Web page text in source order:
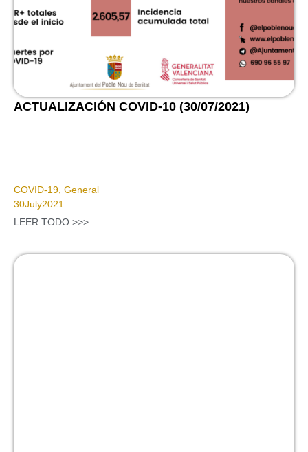
ACTUALIZACIÓN COVID-10 (30/07/2021)
COVID-19 General
30July2021
LEER TODO >>>